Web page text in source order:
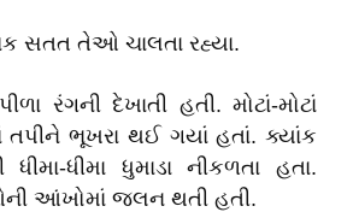
સતત તેઓ ચાલતા રહ્યા.
રંગની દેખાતી હતી. મોટાં-મોટાં
તપીને ભૂખરા થઈ ગયાં હતાં. ક્યાંક
ધીમા-ધીમા ધુમાડા નીકળતા હતા.
આંખોમાં જલન થતી હતી.